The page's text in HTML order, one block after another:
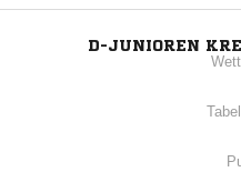
D-JUNIOREN